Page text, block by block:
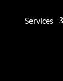
Services